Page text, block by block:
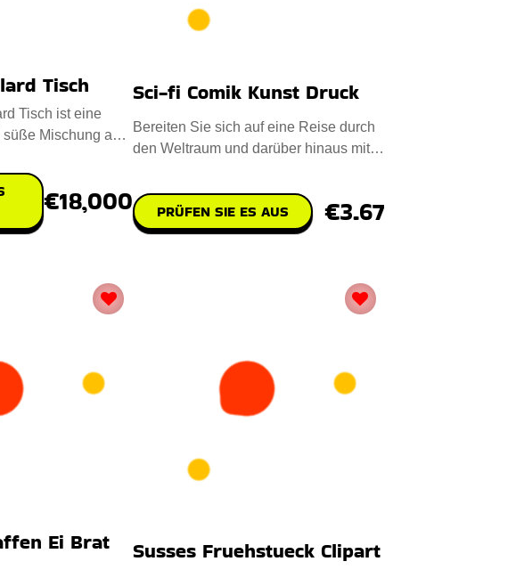
Tisch
Tisch ist eine
Mischung aus
€18,000
Sci-fi Comik Kunst Druck
Bereiten Sie sich auf eine Reise durch
den Weltraum und darüber hinaus mit
PRÜFEN SIE ES AUS €3.67
Ei Brat
Susses Fruehstueck Clipart